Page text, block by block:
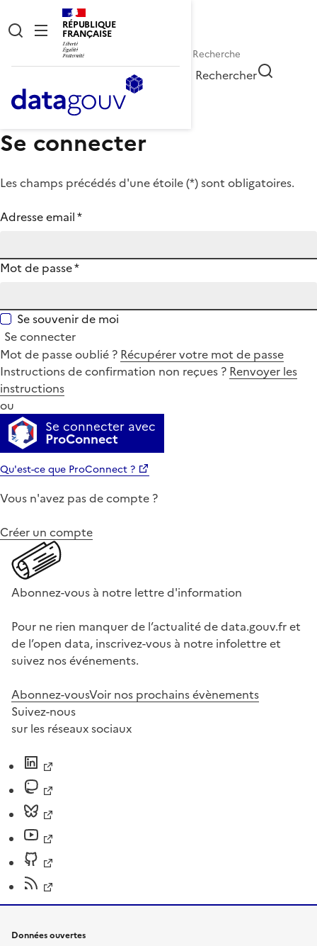
RÉPUBLIQUE
FRANÇAISE
Rechercher
Se connecter
Les champs précédés d'une étoile (*) sont obligatoires.
Adresse email*
Mot de passe*
Se souvenir de moi
Se connecter
Mot de passe oublié ? Récupérer votre mot de passe
Instructions de confirmation non reçues ? Renvoyer les
instructions
ou
Se connecter avec
ProConnect
Qu'est-ce que ProConnect ?
Vous n'avez pas de compte ?
Créer un compte
Abonnez-vous à notre lettre d'information
Pour ne rien manquer de l’actualité de data.gouv.fr et
de l’open data, inscrivez-vous à notre infolettre et
suivez nos événements.
Abonnez-vousVoir nos prochains évènements
Suivez-nous
sur les réseaux sociaux
Données ouvertes